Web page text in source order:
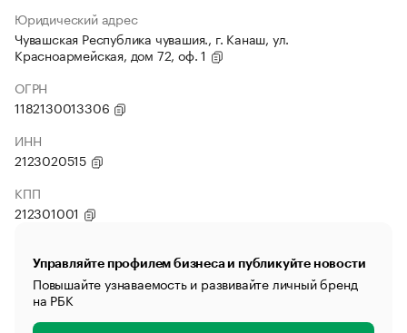
Юридический адрес
Чувашская Республика чувашия., г. Канаш, ул.
Красноармейская, дом 72, оф. 1
ОГРН
1182130013306
ИНН
2123020515
КПП
212301001
Управляйте профилем бизнеса и публикуйте новости
Повышайте узнаваемость и развивайте личный бренд
на РБК